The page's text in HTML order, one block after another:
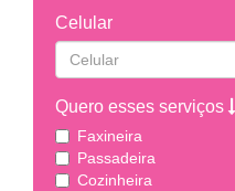
Celular
Quero esses serviços
Faxineira
Passadeira
Cozinheira